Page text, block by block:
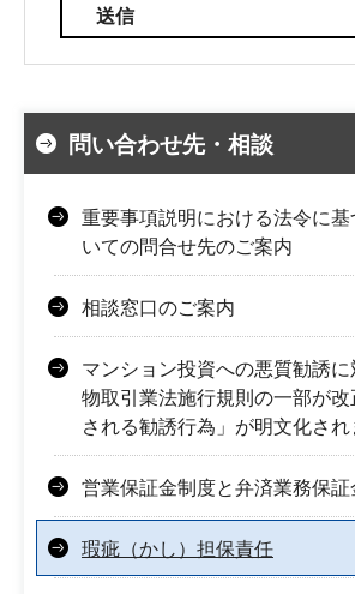
問い合わせ先・相談
重要事項説明における法令に
いての問合せ先のご案内
相談窓口のご案内
マンション投資への悪質勧誘
物取引業法施行規則の一部が改
される勧誘行為」が明文化され
営業保証金制度と弁済業務保証
瑕疵（かし）担保責任